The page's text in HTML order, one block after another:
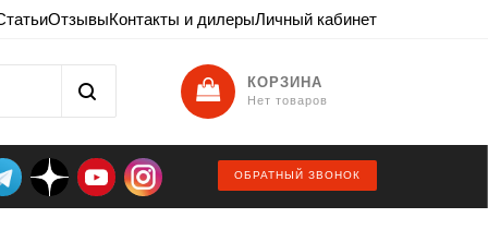
ОтзывыКонтакты и дилерыЛичный кабинет
КОРЗИНА
Нет товаров
ОБРАТНЫЙ ЗВОНОК